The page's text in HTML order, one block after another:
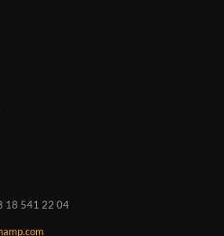
18 541 22 04